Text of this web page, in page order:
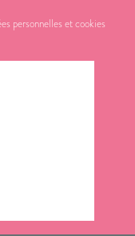
personnelles et cookies